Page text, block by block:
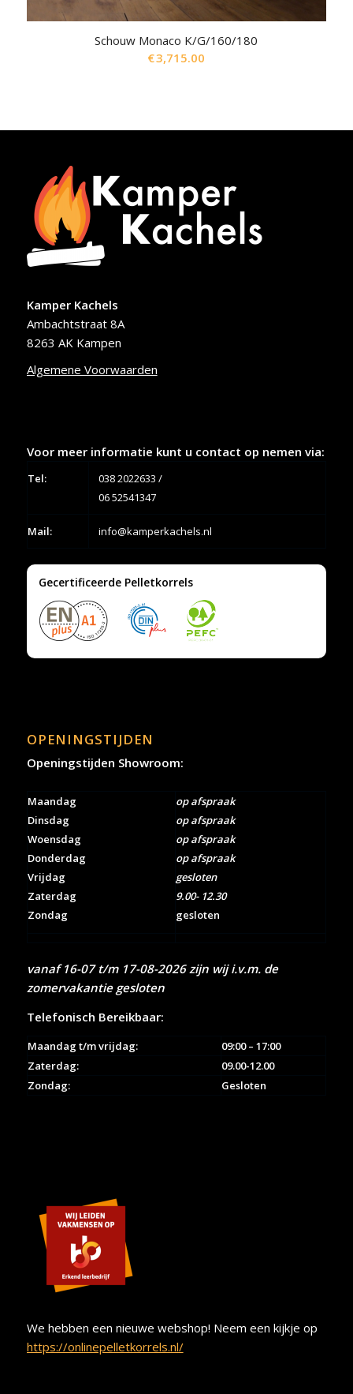
Schouw Monaco K/G/160/180
€3,715.00
Kamper Kachels
Ambachtstraat 8A
8263 AK Kampen
Algemene Voorwaarden
Voor meer informatie kunt u contact op nemen via:
Tel: 038 2022633 /
06 52541347
Mail: info@kamperkachels.nl
Gecertificeerde Pelletkorrels
OPENINGSTIJDEN
Openingstijden Showroom:
Maandag
Dinsdag
Woensdag
Donderdag
Vrijdag
Zaterdag
Zondag
op afspraak
op afspraak
op afspraak
op afspraak
gesloten
9.00- 12.30
gesloten
vanaf 16-07 t/m 17-08-2026 zijn wij i.v.m. de
zomervakantie gesloten
Telefonisch Bereikbaar:
Maandag t/m vrijdag:
09:00 – 17:00
Zaterdag:
09.00-12.00
Zondag:
Gesloten
We hebben een nieuwe webshop! Neem een kijkje op
https://onlinepelletkorrels.nl/